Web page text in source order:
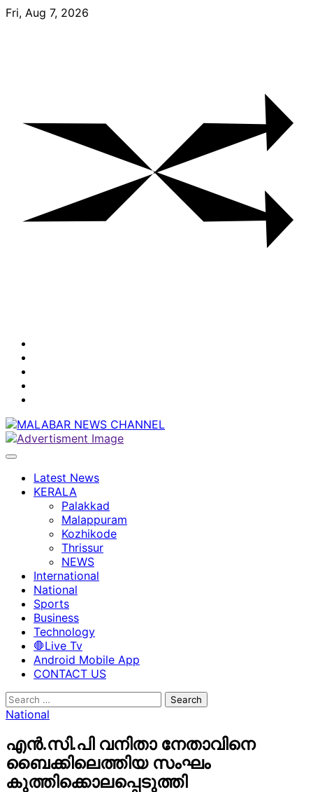
Skip
Fri, Aug 7, 2026
Latest News
KERALA
Palakkad
Malappuram
Kozhikode
Thrissur
NEWS
International
National
Sports
Business
Technology
🛑Live Tv
Android Mobile App
CONTACT US
Search
for:
National
എന്‍.സി.പി വനിതാ നേതാവിനെ
ബൈക്കിലെത്തിയ സംഘം
കുത്തിക്കൊലപ്പെടുത്തി